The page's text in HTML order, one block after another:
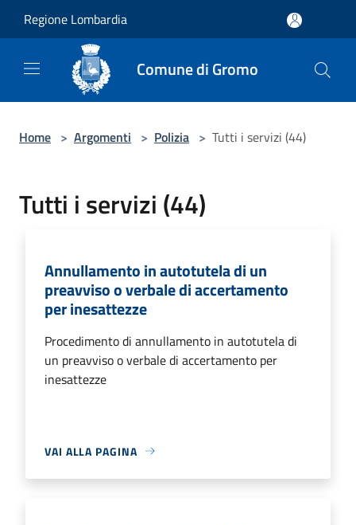
Regione Lombardia
Comune di Gromo
Home > Argomenti > Polizia > Tutti i servizi (44)
Tutti i servizi (44)
Annullamento in autotutela di un
preavviso o verbale di accertamento
per inesattezze
Procedimento di annullamento in autotutela di
un preavviso o verbale di accertamento per
inesattezze
VAI ALLA PAGINA